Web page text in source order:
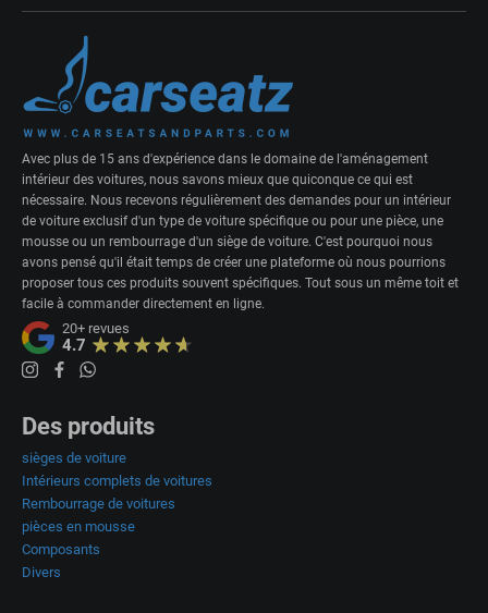
Avec plus de 15 ans d'expérience dans le domaine de l'aménagement
intérieur des voitures, nous savons mieux que quiconque ce qui est
nécessaire. Nous recevons régulièrement des demandes pour un intérieur
de voiture exclusif d'un type de voiture spécifique ou pour une pièce, une
mousse ou un rembourrage d'un siège de voiture. C'est pourquoi nous
avons pensé qu'il était temps de créer une plateforme où nous pourrions
proposer tous ces produits souvent spécifiques. Tout sous un même toit et
facile à commander directement en ligne.
20+ revues
4.7
Des produits
sièges de voiture
Intérieurs complets de voitures
Rembourrage de voitures
pièces en mousse
Composants
Divers